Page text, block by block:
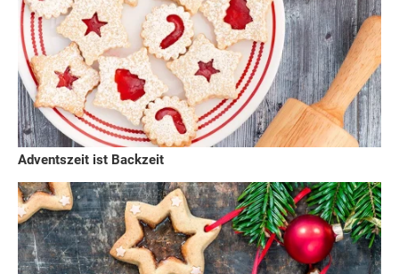
Adventszeit ist Backzeit